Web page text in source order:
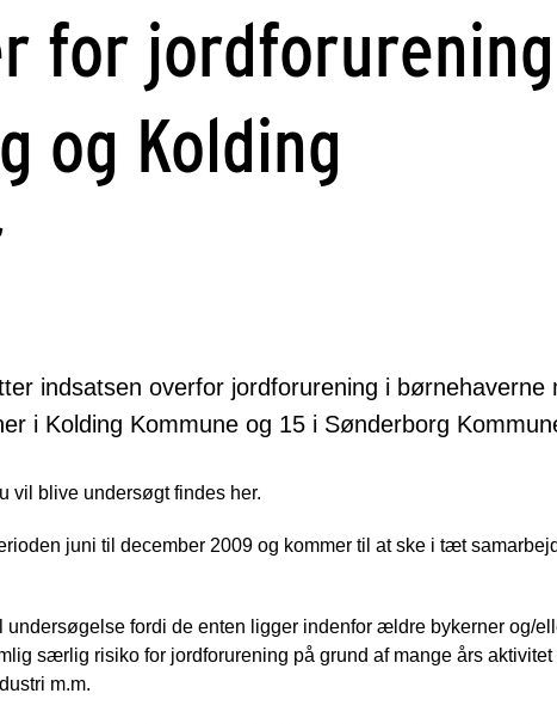
for
og Kolding
indsatsen overfor jordforurening i børnehaverne
i Kolding Kommune og 15 i Sønderborg
vil blive undersøgt findes her.
juni til december 2009 og kommer til at ske i tæt
undersøgelse fordi de enten ligger indenfor ældre bykerner og/
særlig risiko for jordforurening på grund af mange års aktivitet
m.m.